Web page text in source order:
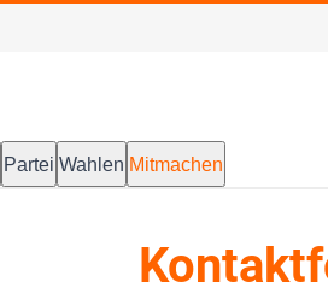
Partei Wahlen Mitmachen